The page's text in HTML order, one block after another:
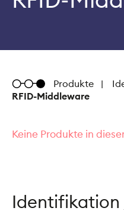
Metratec Produkte
RFID-Middleware
Keine Produkte in
Identifikation